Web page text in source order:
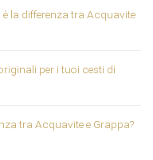
è la differenza tra Acquavite
per i tuoi cesti di
tra Acquavite e Grappa?